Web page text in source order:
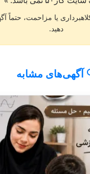
یا مزاحمت، حتماً
دهید.
آگهی‌های مشابه